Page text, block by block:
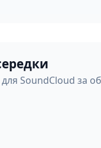
для SoundCloud за